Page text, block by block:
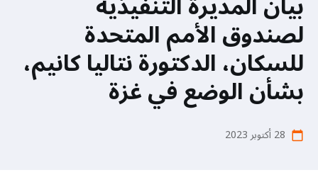
لصندوق الأمم المتحدة
للسكان، الدكتورة نتاليا كانيم،
بشأن الوضع في غزة
calendar_today 28 أكتوبر 2023